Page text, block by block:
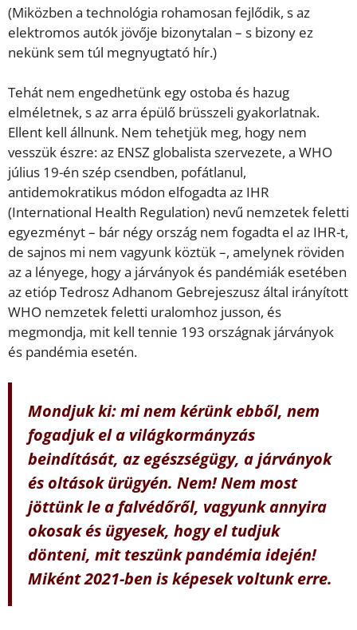
(Miközben a technológia rohamosan fejlődik, s az
elektromos autók jövője bizonytalan – s bizony ez
nekünk sem túl megnyugtató hír.)
Tehát nem engedhetünk egy ostoba és hazug
elméletnek, s az arra épülő brüsszeli gyakorlatnak.
Ellent kell állnunk. Nem tehetjük meg, hogy nem
vesszük észre: az ENSZ globalista szervezete, a WHO
július 19-én szép csendben, pofátlanul,
antidemokratikus módon elfogadta az IHR
(International Health Regulation) nevű nemzetek feletti
egyezményt – bár négy ország nem fogadta el az IHR-t,
de sajnos mi nem vagyunk köztük –, amelynek röviden
az a lényege, hogy a járványok és pandémiák esetében
az etióp Tedrosz Adhanom Gebrejeszusz által irányított
WHO nemzetek feletti uralomhoz jusson, és
megmondja, mit kell tennie 193 országnak járványok
és pandémia esetén.
Mondjuk ki: mi nem kérünk ebből, nem
fogadjuk el a világkormányzás
beindítását, az egészségügy, a járványok
és oltások ürügyén. Nem! Nem most
jöttünk le a falvédőről, vagyunk annyira
okosak és ügyesek, hogy el tudjuk
dönteni, mit teszünk pandémia idején!
Miként 2021-ben is képesek voltunk erre.